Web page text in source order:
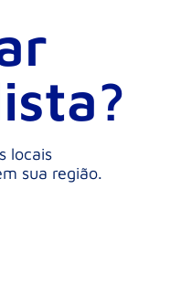
locais
sua região.